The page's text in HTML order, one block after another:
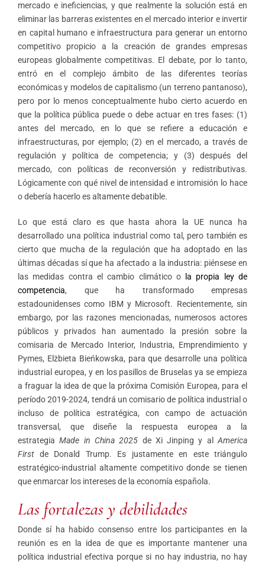
mercado e ineficiencias, y que realmente la solución está en
eliminar las barreras existentes en el mercado interior e invertir
en capital humano e infraestructura para generar un entorno
competitivo propicio a la creación de grandes empresas
europeas globalmente competitivas. El debate, por lo tanto,
entró en el complejo ámbito de las diferentes teorías
económicas y modelos de capitalismo (un terreno pantanoso),
pero por lo menos conceptualmente hubo cierto acuerdo en
que la política pública puede o debe actuar en tres fases: (1)
antes del mercado, en lo que se refiere a educación e
infraestructuras, por ejemplo; (2) en el mercado, a través de
regulación y política de competencia; y (3) después del
mercado, con políticas de reconversión y redistributivas.
Lógicamente con qué nivel de intensidad e intromisión lo hace
o debería hacerlo es altamente debatible.
Lo que está claro es que hasta ahora la UE nunca ha
desarrollado una política industrial como tal, pero también es
cierto que mucha de la regulación que ha adoptado en las
últimas décadas sí que ha afectado a la industria: piénsese en
las medidas contra el cambio climático o
la propia ley de
competencia, que ha transformado empresas
estadounidenses como IBM y Microsoft. Recientemente, sin
embargo, por las razones mencionadas, numerosos actores
públicos y privados han aumentado la presión sobre la
comisaria de Mercado Interior, Industria, Emprendimiento y
Pymes, Elżbieta Bieńkowska, para que desarrolle una política
industrial europea, y en los pasillos de Bruselas ya se empieza
a fraguar la idea de que la próxima Comisión Europea, para el
período 2019-2024, tendrá un comisario de política industrial o
incluso de política estratégica, con campo de actuación
transversal, que diseñe la respuesta europea a la
estrategiaMade in China 2025 de Xi Jinping y alAmerica
Firstde Donald Trump. Es justamente en este triángulo
estratégico-industrial altamente competitivo donde se tienen
que enmarcar los intereses de la economía española.
Las fortalezas y debilidades
Donde sí ha habido consenso entre los participantes en la
reunión es en la idea de que es importante mantener una
política industrial efectiva porque si no hay industria, no hay